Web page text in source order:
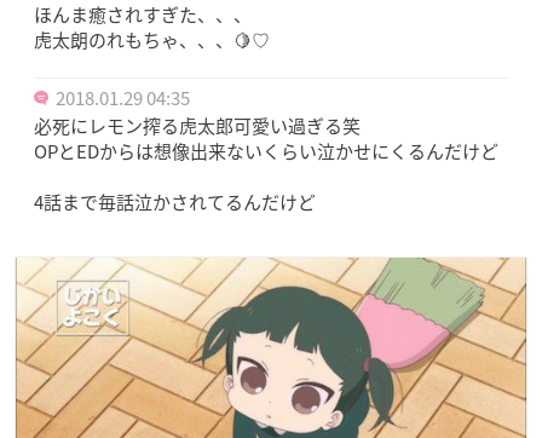
ほんま癒されすぎた、、、
虎太朗のれもちゃ、、、🍋♡
2018.01.29 04:35
必死にレモン搾る虎太郎可愛い過ぎる笑
OPとEDからは想像出来ないくらい泣かせにくるんだけど
4話まで毎話泣かされてるんだけど